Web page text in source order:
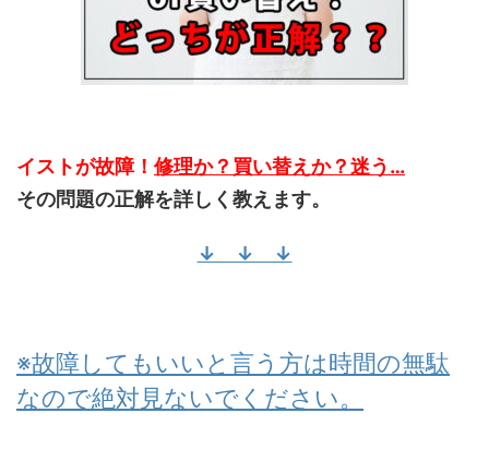
イストが故障！ 修理か？買い替えか？迷う…
その問題の正解を詳しく教えます。
↓ ↓ ↓
※故障してもいいと言う方は時間の無駄
なので絶対見ないでください。